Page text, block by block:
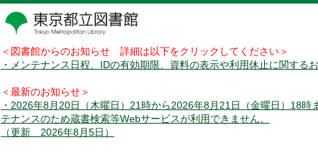
＜図書館からのお知らせ 詳細は以下をクリックしてください＞
・メンテナンス日程、IDの有効期限、資料の表示や利用休止に関する
＜最新のお知らせ＞
・2026年8月20日（木曜日）21時から2026年8月21日（金曜日）18時
テナンスのため蔵書検索等Webサービスが利用できません。
（更新 2026年8月5日）